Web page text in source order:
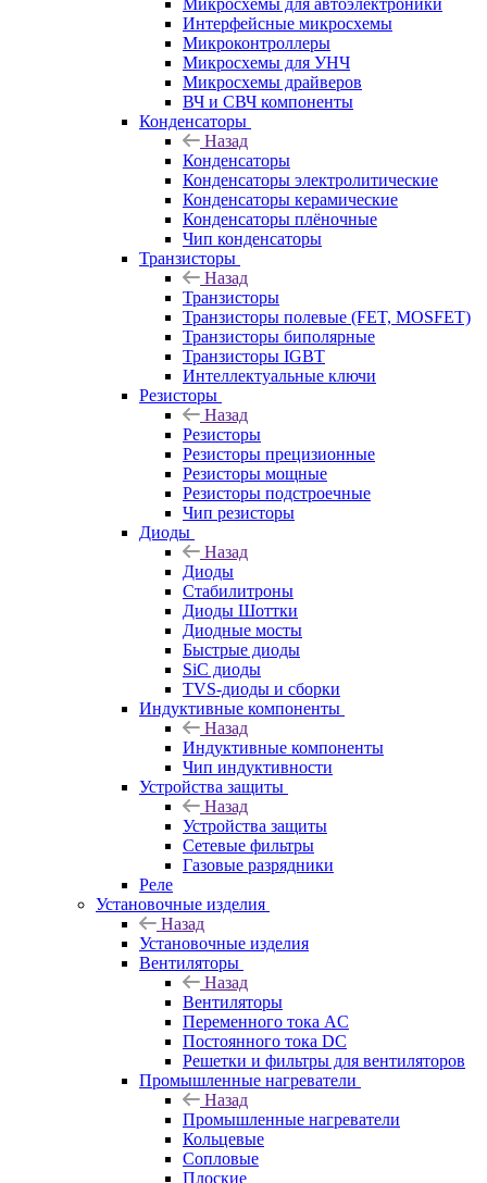
Микросхемы для автоэлектроники
Интерфейсные микросхемы
Микроконтроллеры
Микросхемы для УНЧ
Микросхемы драйверов
ВЧ и СВЧ компоненты
Конденсаторы
Назад
Конденсаторы
Конденсаторы электролитические
Конденсаторы керамические
Конденсаторы плёночные
Чип конденсаторы
Транзисторы
Назад
Транзисторы
Транзисторы полевые (FET, MOSFET)
Транзисторы биполярные
Транзисторы IGBT
Интеллектуальные ключи
Резисторы
Назад
Резисторы
Резисторы прецизионные
Резисторы мощные
Резисторы подстроечные
Чип резисторы
Диоды
Назад
Диоды
Стабилитроны
Диоды Шоттки
Диодные мосты
Быстрые диоды
SiC диоды
TVS-диоды и сборки
Индуктивные компоненты
Назад
Индуктивные компоненты
Чип индуктивности
Устройства защиты
Назад
Устройства защиты
Сетевые фильтры
Газовые разрядники
Реле
Установочные изделия
Назад
Установочные изделия
Вентиляторы
Назад
Вентиляторы
Переменного тока AC
Постоянного тока DC
Решетки и фильтры для вентиляторов
Промышленные нагреватели
Назад
Промышленные нагреватели
Кольцевые
Сопловые
Плоские